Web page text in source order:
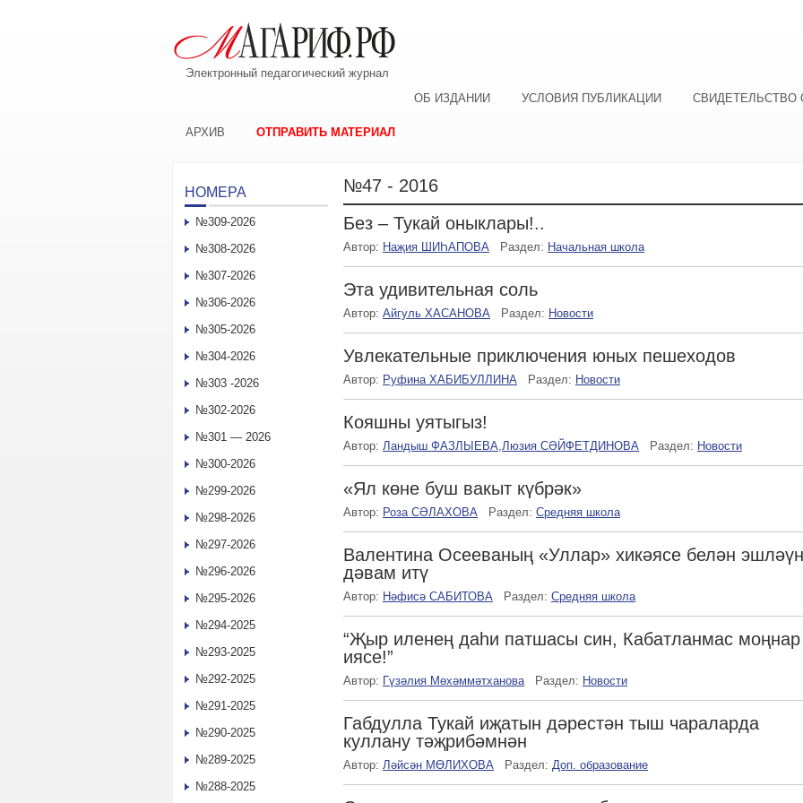
Электронный педагогический журнал
ОБ ИЗДАНИИ
УСЛОВИЯ ПУБЛИКАЦИИ СВИДЕТЕЛЬСТВО
АРХИВ ОТПРАВИТЬ МАТЕРИАЛ
№47 - 2016
Без – Тукай оныклары!..
Автор: Наҗия ШИҺАПОВА Раздел: Начальная школа
Эта удивительная соль
Автор: Айгуль ХАСАНОВА Раздел: Новости
Увлекательные приключения юных пешеходов
Автор: Руфина ХАБИБУЛЛИНА Раздел: Новости
Кояшны уятыгыз!
Автор: Ландыш ФАЗЛЫЕВА,Люзия СӘЙФЕТДИНОВА Раздел: Новости
«Ял көне буш вакыт күбрәк»
Автор: Роза СӘЛАХОВА Раздел: Средняя школа
Валентина Осееваның «Уллар» хикәясе белән
дәвам итү
Автор: Нәфисә САБИТОВА Раздел: Средняя школа
“Җыр иленең даһи патшасы син, Кабатланмас моңнар
иясе!”
Автор: Гүзәлия Мөхәммәтханова Раздел: Новости
Габдулла Тукай иҗатын дәрестән тыш чараларда
куллану тәҗрибәмнән
Автор: Ләйсән МӨЛИХОВА Раздел: Доп. образование
НОМЕРА
№309-2026
№308-2026
№307-2026
№306-2026
№305-2026
№304-2026
№303 -2026
№302-2026
№301 — 2026
№300-2026
№299-2026
№298-2026
№297-2026
№296-2026
№295-2026
№294-2025
№293-2025
№292-2025
№291-2025
№290-2025
№289-2025
№288-2025